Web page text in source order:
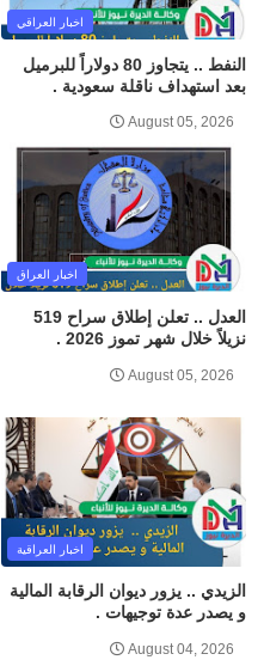
اخبار العراقي
النفط .. يتجاوز 80 دولاراً للبرميل
بعد استهداف ناقلة سعودية .
August 05, 2026
اخبار العراق
العدل .. تعلن إطلاق سراح 519
نزيلاً خلال شهر تموز 2026 .
August 05, 2026
اخبار العراقية
الزيدي .. يزور ديوان الرقابة المالية
و يصدر عدة توجيهات .
August 04, 2026